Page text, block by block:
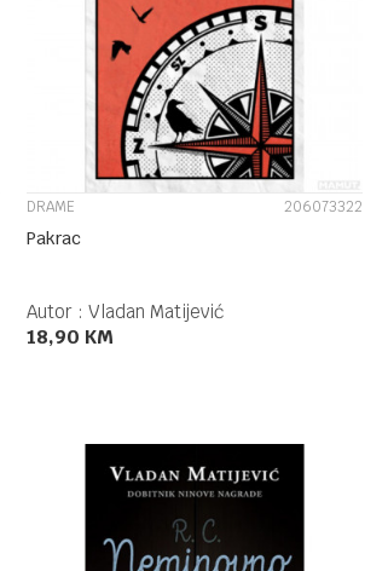
UPOREDI
DRAME 206073322
Pakrac
Autor : Vladan Matijević
18,90 KM